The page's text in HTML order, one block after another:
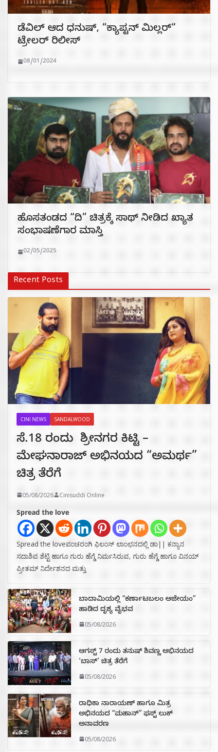
ಡೆವಿಲ್ ಆದ ಧನುಷ್, “ಕ್ಯಾಪ್ಟನ್ ಮಿಲ್ಲರ್“
ಟ್ರೇಲರ್ ರಿಲೀಸ್
08/01/2024
ಹೊಸತಂಡದ‌ “ದಿ” ಚಿತ್ರಕ್ಕೆ ಸಾಥ್ ನೀಡಿದ‌ ಖ್ಯಾತ
ಸಂಭಾಷಣೆಗಾರ ಮಾಸ್ತಿ
02/05/2025
Recent Posts
CINI NEWS SANDALWOOD
ಸೆ.18 ರಂದು ಶ್ರೀನಗರ ಕಿಟ್ಟಿ –
ಮೇಘನಾರಾಜ್ ಅಭಿನಯದ “ಅಮರ್ಥ”
ಚಿತ್ರ ತೆರೆಗೆ
05/08/2026 Cinisuddi Online
Spread the love
Spread the loveಪಂಚರಂಗಿ ಫಿಲಂಸ್ ಲಾಂಛನದಲ್ಲಿ ಡಾ|| ಕನ್ಯಾನ
ಸದಾಶಿವ ಶೆಟ್ಟಿ ಹಾಗೂ ಗುರು ಹೆಗ್ಡೆ ನಿರ್ಮಸಿರುವ, ಗುರು ಹೆಗ್ಡೆ ಹಾಗೂ ವಿನಯ್
ಪ್ರೀತಮ್ ನಿರ್ದೇಶನದ ಮತ್ತು
ಬಾದಾಮಿಯಲ್ಲಿ “ಕರ್ಣಾಟಬಲಂ ಅಜೇಯಂ”
ಹಾಡಿದ ದೃಶ್ಯ ವೈಭವ
05/08/2026
ಆಗಸ್ಟ್ 7 ರಂದು ತನುಷ್ ಶಿವಣ್ಣ ಅಭಿನಯದ
‘ಬಾಸ್’ ಚಿತ್ರ ತೆರೆಗೆ
05/08/2026
ರಾಧಿಕಾ ನಾರಾಯಣ್ ಹಾಗೂ ಮಿತ್ರ
ಅಭಿನಯದ “ಮಹಾನ್” ಫಸ್ಟ್ ಲುಕ್
ಅನಾವರಣ
05/08/2026